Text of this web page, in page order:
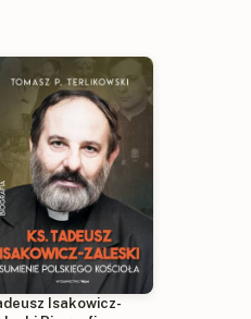
Isakowicz-